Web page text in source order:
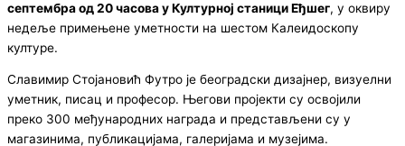
септембра од 20 часова у Културној станици Еђшег, у оквиру
недеље примењене уметности на шестом Калеидоскопу
културе.
Славимир Стојановић Футро је београдски дизајнер, визуелни
уметник, писац и професор. Његови пројекти су освојили
преко 300 међународних награда и представљени су у
магазинима, публикацијама, галеријама и музејима.